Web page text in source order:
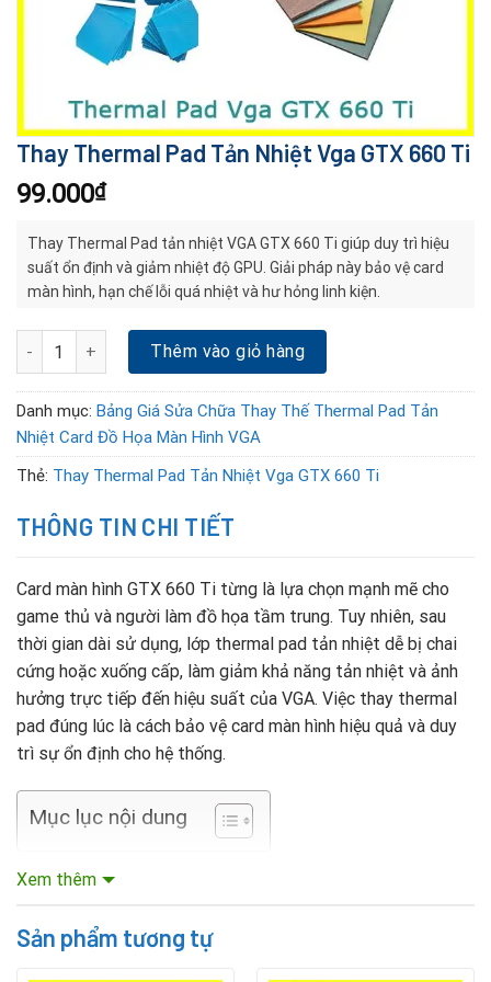
Thay Thermal Pad Tản Nhiệt Vga GTX 660 Ti
99.000₫
Thay Thermal Pad tản nhiệt VGA GTX 660 Ti giúp duy trì hiệu
suất ổn định và giảm nhiệt độ GPU. Giải pháp này bảo vệ card
màn hình, hạn chế lỗi quá nhiệt và hư hỏng linh kiện.
Thay Thermal Pad Tản Nhiệt Vga GTX 660 Ti số lượng
Thêm vào giỏ hàng
Danh mục: Bảng Giá Sửa Chữa Thay Thế Thermal Pad Tản
Nhiệt Card Đồ Họa Màn Hình VGA
Thẻ: Thay Thermal Pad Tản Nhiệt Vga GTX 660 Ti
THÔNG TIN CHI TIẾT
Card màn hình GTX 660 Ti từng là lựa chọn mạnh mẽ cho
game thủ và người làm đồ họa tầm trung. Tuy nhiên, sau
thời gian dài sử dụng, lớp thermal pad tản nhiệt dễ bị chai
cứng hoặc xuống cấp, làm giảm khả năng tản nhiệt và ảnh
hưởng trực tiếp đến hiệu suất của VGA. Việc thay thermal
pad đúng lúc là cách bảo vệ card màn hình hiệu quả và duy
trì sự ổn định cho hệ thống.
Mục lục nội dung
Khi nào cần thay thermal pad VGA GTX 660 Ti?
quay đều.
Xem thêm
Sản phẩm tương tự